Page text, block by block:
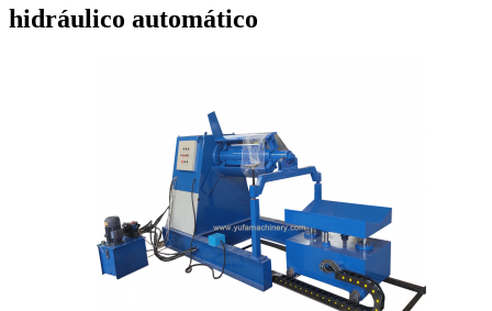
hidráulico automático